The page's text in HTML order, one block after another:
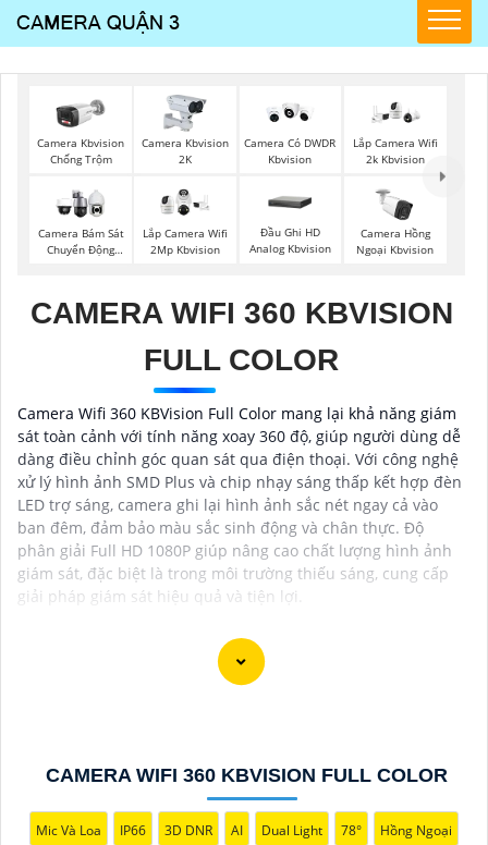
Camera Kbvision
Chống Trộm
Camera Kbvision
2K
Camera Có DWDR
Kbvision
Lắp Camera Wifi
2k Kbvision
Camera Bám Sát
Chuyển Động
Lắp Camera Wifi
2Mp Kbvision
Đầu Ghi HD
Analog Kbvision
Camera Hồng
Ngoại Kbvision
CAMERA WIFI 360 KBVISION
FULL COLOR
Camera Wifi 360 KBVision Full Color mang lại khả năng giám
sát toàn cảnh với tính năng xoay 360 độ, giúp người dùng dễ
dàng điều chỉnh góc quan sát qua điện thoại. Với công nghệ
xử lý hình ảnh SMD Plus và chip nhạy sáng thấp kết hợp đèn
LED trợ sáng, camera ghi lại hình ảnh sắc nét ngay cả vào
ban đêm, đảm bảo màu sắc sinh động và chân thực. Độ
phân giải Full HD 1080P giúp nâng cao chất lượng hình ảnh
giám sát, đặc biệt là trong môi trường thiếu sáng, cung cấp
giải pháp giám sát hiệu quả và tiện lợi.
phù hợp trong ngữ cảnh của một đại lý công nghệ:
1:"Chào anh/chị! Bạn đang tìm kiếm Camera
Kbvision với chiết khấu hấp dẫn? Hãy đến với chúng
CAMERA WIFI 360 KBVISION FULL COLOR
Mic Và Loa IP66 3D DNR AI Dual Light 78° Hồng Ngoại